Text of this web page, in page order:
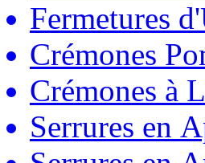
Fermetures
Crémones
Crémones à
Serrures en